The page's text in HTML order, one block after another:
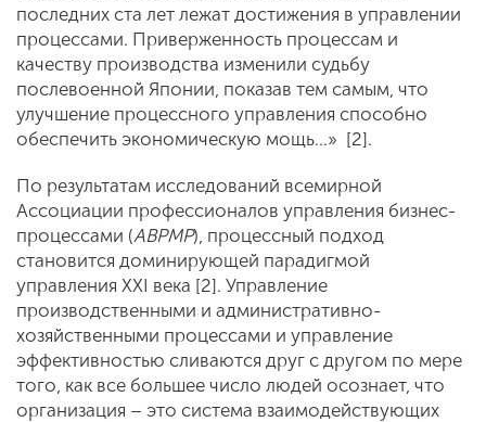
последних ста лет лежат достижения в управлении
процессами. Приверженность процессам и
качеству производства изменили судьбу
послевоенной Японии, показав тем самым, что
улучшение процессного управления способно
обеспечить экономическую мощь…» [2].
По результатам исследований всемирной
Ассоциации профессионалов управления бизнес-
процессами (ABPMP), процессный подход
становится доминирующей парадигмой
управления XXI века [2]. Управление
производственными и административно-
хозяйственными процессами и управление
эффективностью сливаются друг с другом по мере
того, как все большее число людей осознает, что
организация – это система взаимодействующих